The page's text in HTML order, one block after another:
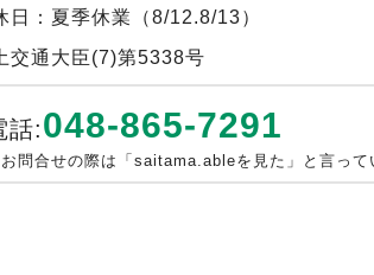
日：夏季休業（8/12.8/13）
交通大臣(7)第5338号
話:048-865-7291
問合せの際は「saitama.ableを見た」と言って